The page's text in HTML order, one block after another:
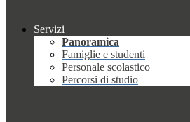
Servizi
Panoramica
Famiglie e studenti
Personale scolastico
Percorsi di studio